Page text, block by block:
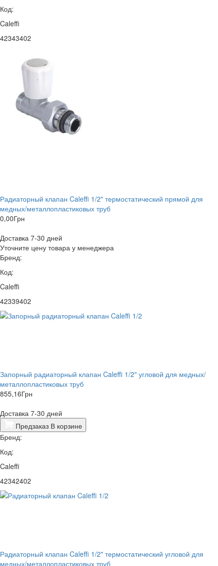
Код:
Caleffi
42343402
Радиаторный клапан Caleffi 1/2" термостатический прямой для
медных/металлопластиковых труб
0,00Грн
Доставка 7-30 дней
Уточните цену товара у менеджера
Бренд:
Код:
Caleffi
42339402
Запорный радиаторный клапан Caleffi 1/2" угловой для медных/
металлопластиковых труб
855,16Грн
Доставка 7-30 дней
Предзаказ В корзине
Бренд:
Код:
Caleffi
42342402
Радиаторный клапан Caleffi 1/2" термостатический угловой для
медных/металлопластиковых труб